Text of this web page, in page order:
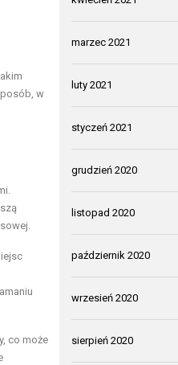
w
co może
marzec 2021
luty 2021
styczeń 2021
grudzień 2020
listopad 2020
październik 2020
wrzesień 2020
sierpień 2020